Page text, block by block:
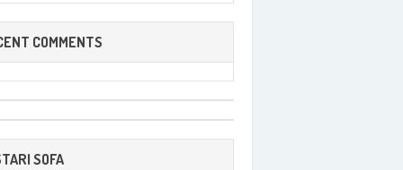
COMMENTS
SOFA